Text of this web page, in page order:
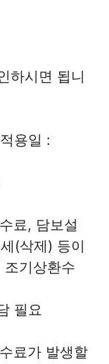
하시면 됩니
용일 :
료, 담보설
(삭제) 등이
기상환수
필요
료가 발생할